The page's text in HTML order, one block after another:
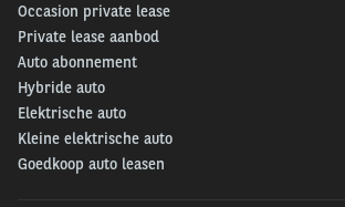
Occasion private lease
Private lease aanbod
Auto abonnement
Hybride auto
Elektrische auto
Kleine elektrische auto
Goedkoop auto leasen